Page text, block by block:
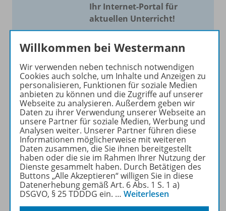
Ihr Internet-Portal für
aktuellen Unterricht!
wir Ihnen einen Service, um
Ihren Unterricht aktuell und
einfach zu gestalten. Jede
Woche drei bis vier
Neuerscheinungen mit
großem Online Archiv.
Mehr erfahren
Informationen
Willkommen bei Westermann
Wir verwenden neben technisch notwendigen
Cookies auch solche, um Inhalte und Anzeigen zu
personalisieren, Funktionen für soziale Medien
anbieten zu können und die Zugriffe auf unserer
Webseite zu analysieren. Außerdem geben wir
Daten zu ihrer Verwendung unserer Webseite an
unsere Partner für soziale Medien, Werbung und
Analysen weiter. Unserer Partner führen diese
Informationen möglicherweise mit weiteren
Daten zusammen, die Sie ihnen bereitgestellt
haben oder die sie im Rahmen Ihrer Nutzung der
Dienste gesammelt haben. Durch Betätigen des
Buttons „Alle Akzeptieren“ willigen Sie in diese
Datenerhebung gemäß Art. 6 Abs. 1 S. 1 a)
DSGVO, § 25 TDDDG ein. … Weiterlesen